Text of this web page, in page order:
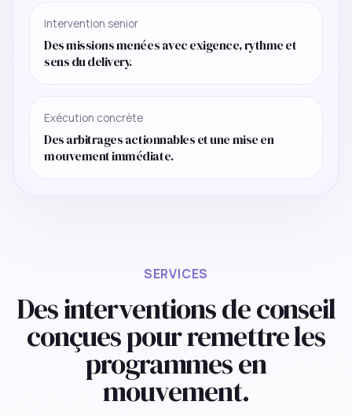
Intervention senior
Des missions menées avec exigence, rythme et
sens du delivery.
Exécution concrète
Des arbitrages actionnables et une mise en
mouvement immédiate.
SERVICES
Des interventions de conseil
conçues pour remettre les
programmes en
mouvement.